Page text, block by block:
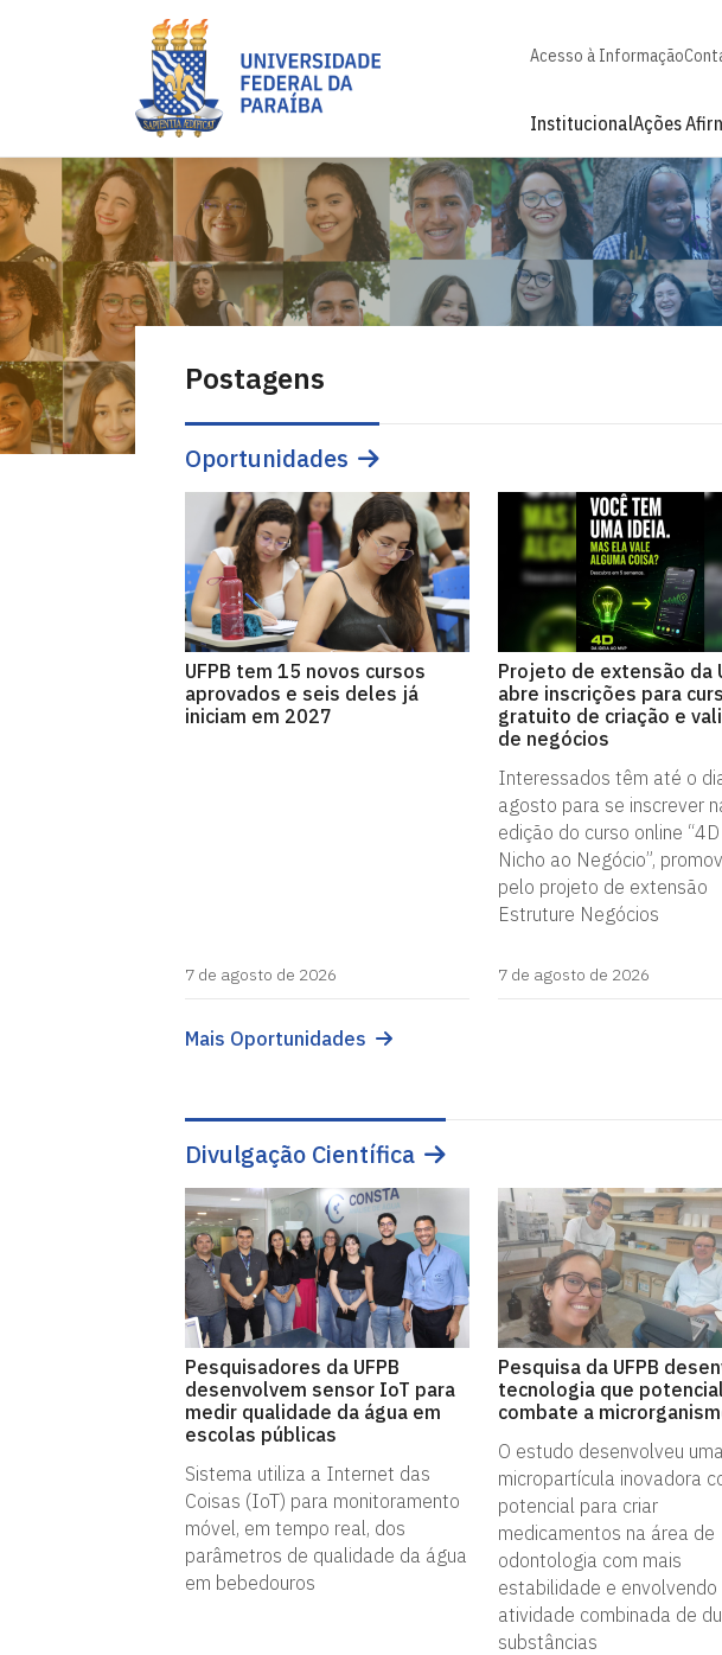
Acesso à Informação
InstitucionalAções
Postagens
Oportunidades
UFPB tem 15 novos cursos
aprovados e seis deles já
iniciam em 2027
7 de agosto de 2026
Projeto de extensão da
abre inscrições para
gratuito de criação e
de negócios
Interessados têm até o
agosto para se inscrever
edição do curso online
Nicho ao Negócio”,
pelo projeto de extensão
Estruture Negócios
7 de agosto de 2026
Mais Oportunidades
Divulgação Científica
Pesquisadores da UFPB
desenvolvem sensor IoT para
medir qualidade da água em
escolas públicas
Sistema utiliza a Internet das
Coisas (IoT) para monitoramento
móvel, em tempo real, dos
parâmetros de qualidade da água
em bebedouros
Pesquisa da UFPB
tecnologia que
combate a
O estudo desenvolveu uma
micropartícula inovadora
potencial para criar
medicamentos na área de
odontologia com mais
estabilidade e envolvendo
atividade combinada de
substâncias